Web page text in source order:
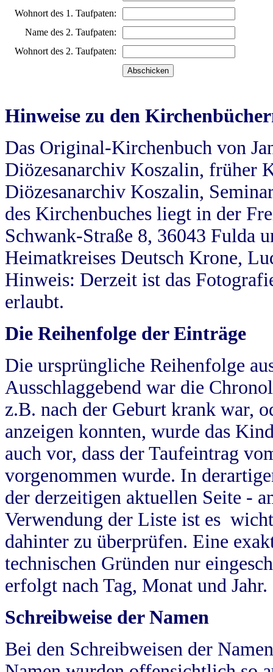
Wohnort des 1. Taufpaten:
Name des 2. Taufpaten:
Wohnort des 2. Taufpaten:
Hinweise zu den
Das Original-Kirchenbuch von
Diözesanarchiv Koszalin, früher
Diözesanarchiv Koszalin,
des Kirchenbuches liegt in der
Schwank-Straße 8, 36043 Fulda
Heimatkreises Deutsch Krone,
Hinweis: Derzeit ist das
erlaubt.
Die Reihenfolge der Einträge
Die ursprüngliche Reihenfolge
Ausschlaggebend war die
z.B. nach der Geburt krank war,
anzeigen konnten, wurde das
auch vor, dass der Taufeintrag
vorgenommen wurde. In
der derzeitigen aktuellen Seite -
Verwendung der Liste ist es
dahinter zu überprüfen. Eine
technischen Gründen nur
erfolgt nach Tag, Monat und Jahr.
Schreibweise der Namen
Bei den Schreibweisen der